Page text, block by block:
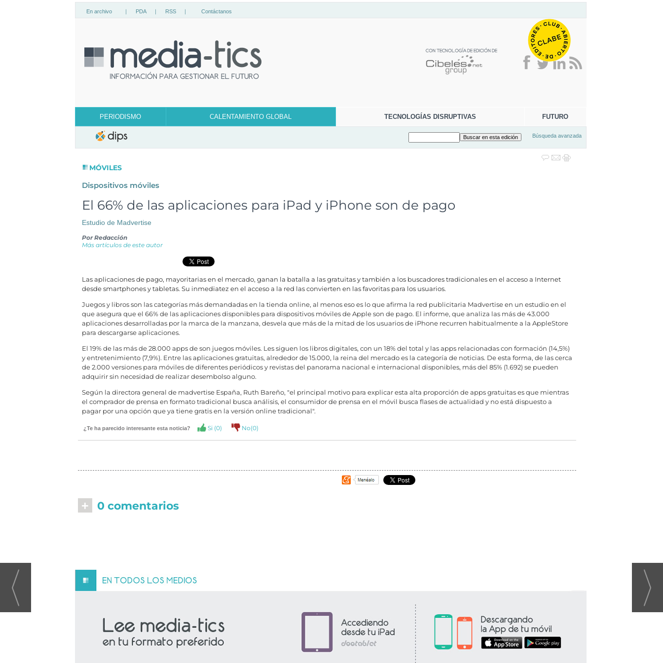
En archivo | PDA | RSS | Contáctanos
PERIODISMO CALENTAMIENTO GLOBAL TECNOLOGÍAS DISRUPTIVAS FUTURO
Búsqueda avanzada
MÓVILES
Dispositivos móviles
El 66% de las aplicaciones para iPad y iPhone son de pago
Estudio de Madvertise
PorRedacción
Más artículos de este autor
Las aplicaciones de pago, mayoritarias en el mercado, ganan la batalla a las gratuitas y también a los buscadores tradicionales en el acceso a Internet
desde smartphones y tabletas. Su inmediatez en el acceso a la red las convierten en las favoritas para los usuarios.
Juegos y libros son las categorías más demandadas en la tienda online, al menos eso es lo que afirma la red publicitaria Madvertise en un estudio en el
que asegura que el 66% de las aplicaciones disponibles para dispositivos móviles de Apple son de pago. El informe, que analiza las más de 43.000
aplicaciones desarrolladas por la marca de la manzana, desvela que más de la mitad de los usuarios de iPhone recurren habitualmente a la AppleStore
para descargarse aplicaciones.
El 19% de las más de 28.000 apps de son juegos móviles. Les siguen los libros digitales, con un 18% del total y las apps relacionadas con formación (14,5%)
y entretenimiento (7,9%). Entre las aplicaciones gratuitas, alrededor de 15.000, la reina del mercado es la categoría de noticias. De esta forma, de las cerca
de 2.000 versiones para móviles de diferentes periódicos y revistas del panorama nacional e internacional disponibles, más del 85% (1.692) se pueden
adquirir sin necesidad de realizar desembolso alguno.
Según la directora general de madvertise España, Ruth Bareño, "el principal motivo para explicar esta alta proporción de apps gratuitas es que mientras
el comprador de prensa en formato tradicional busca análisis, el consumidor de prensa en el móvil busca flases de actualidad y no está dispuesto a
pagar por una opción que ya tiene gratis en la versión online tradicional".
¿Te ha parecido interesante esta noticia? Si (0) No(0)
+ 0 comentarios